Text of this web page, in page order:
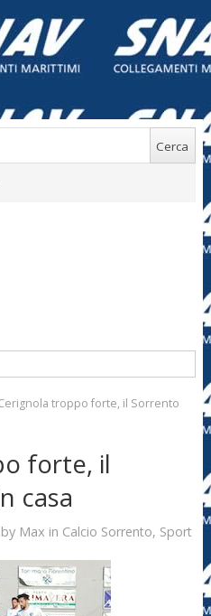
troppo forte, il Sorrento
forte, il
casa
Max in Calcio Sorrento, Sport